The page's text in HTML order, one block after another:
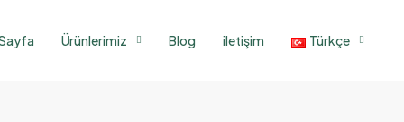
Ürünlerimiz Blog iletişim Türkçe